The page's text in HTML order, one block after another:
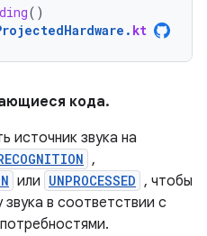
()
. kt
кода.
источник звука на
,
или UNPROCESSED , чтобы
в соответствии с